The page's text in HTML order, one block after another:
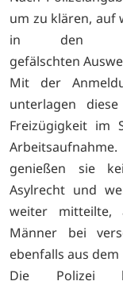
um zu klären, auf
in den
gefälschten
Mit der
unterlagen
Freizügigkeit im
genießen sie
Asylrecht und
weiter mitteilte,
Männer bei
ebenfalls aus
Die Polizei